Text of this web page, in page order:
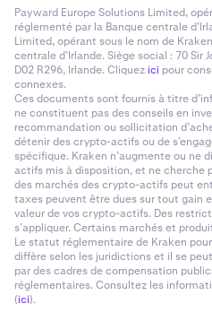
Payward Europe Solutions Limited,
réglementé par la Banque centrale
Limited, opérant sous le nom de
centrale d’Irlande. Siège social : 70 Sir
D02 R296, Irlande. Cliquezici pour
connexes.
Ces documents sont fournis à titre
ne constituent pas des conseils en
recommandation ou sollicitation
détenir des crypto-actifs ou de
spécifique. Kraken n’augmente ou ne
actifs mis à disposition, et ne cherche
des marchés des crypto-actifs peut
taxes peuvent être dues sur tout gain
valeur de vos crypto-actifs. Des
s’appliquer. Certains marchés et
Le statut réglementaire de Kraken
diffère selon les juridictions et il se
par des cadres de compensation
réglementaires. Consultez les
(ici).